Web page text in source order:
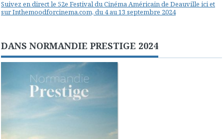
Suivez en direct le 52e Festival du Cinéma Américain de Deauville ici et
sur Inthemoodforcinema.com, du 4 au 13 septembre 2024
DANS NORMANDIE PRESTIGE 2024